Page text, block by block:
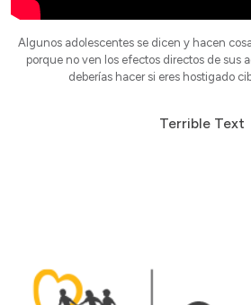
Algunos adolescentes se dicen y hacen
porque no ven los efectos directos de sus
deberías hacer si eres hostigado
Terrible Text